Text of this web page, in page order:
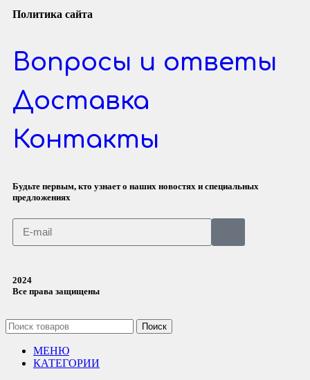
Политика сайта
Вопросы и ответы
Доставка
Контакты
Будьте первым, кто узнает о наших новостях и специальных
предложениях
2024
Все права защищены
Поиск
МЕНЮ
КАТЕГОРИИ